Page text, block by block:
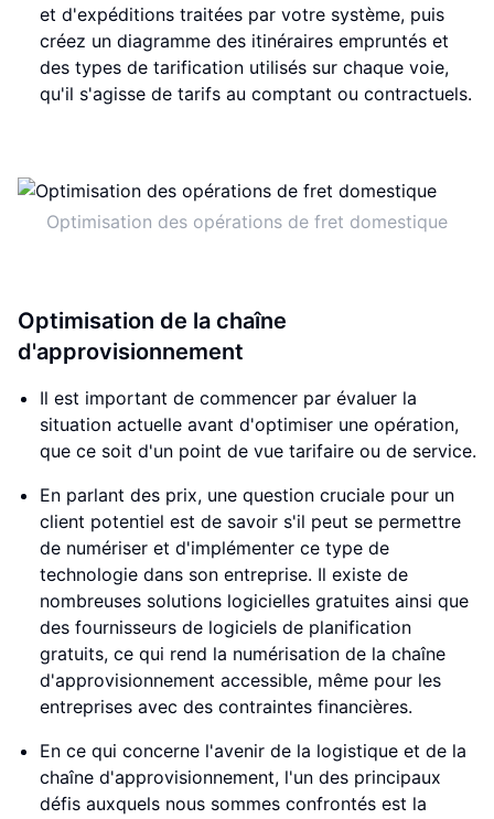
et d'expéditions traitées par votre système, puis
créez un diagramme des itinéraires empruntés et
des types de tarification utilisés sur chaque voie,
qu'il s'agisse de tarifs au comptant ou contractuels.
Optimisation des opérations de fret domestique
Optimisation de la chaîne
d'approvisionnement
Il est important de commencer par évaluer la
situation actuelle avant d'optimiser une opération,
que ce soit d'un point de vue tarifaire ou de service.
En parlant des prix, une question cruciale pour un
client potentiel est de savoir s'il peut se permettre
de numériser et d'implémenter ce type de
technologie dans son entreprise. Il existe de
nombreuses solutions logicielles gratuites ainsi que
des fournisseurs de logiciels de planification
gratuits, ce qui rend la numérisation de la chaîne
d'approvisionnement accessible, même pour les
entreprises avec des contraintes financières.
En ce qui concerne l'avenir de la logistique et de la
chaîne d'approvisionnement, l'un des principaux
défis auxquels nous sommes confrontés est la